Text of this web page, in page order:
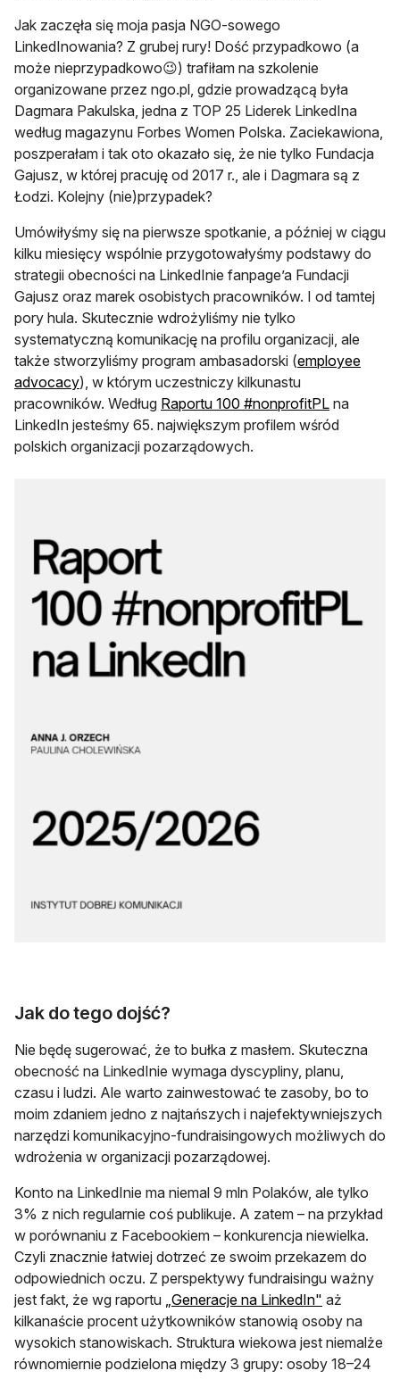
Jak zaczęła się moja pasja NGO-sowego
LinkedInowania? Z grubej rury! Dość przypadkowo (a
może nieprzypadkowo😉) trafiłam na szkolenie
organizowane przez ngo.pl, gdzie prowadzącą była
Dagmara Pakulska, jedna z TOP 25 Liderek LinkedIna
według magazynu Forbes Women Polska. Zaciekawiona,
poszperałam i tak oto okazało się, że nie tylko Fundacja
Gajusz, w której pracuję od 2017 r., ale i Dagmara są z
Łodzi. Kolejny (nie)przypadek?
Umówiłyśmy się na pierwsze spotkanie, a później w ciągu
kilku miesięcy wspólnie przygotowałyśmy podstawy do
strategii obecności na LinkedInie fanpage’a Fundacji
Gajusz oraz marek osobistych pracowników. I od tamtej
pory hula. Skutecznie wdrożyliśmy nie tylko
systematyczną komunikację na profilu organizacji, ale
także stworzyliśmy program ambasadorski (employee
advocacyotwiera się w nowej karcie
), w którym uczestniczy kilkunastu
pracowników. Według Raportu 100 #nonprofitPLotwiera
na
LinkedIn jesteśmy 65. największym profilem wśród
polskich organizacji pozarządowych.
Jak do tego dojść?
Nie będę sugerować, że to bułka z masłem. Skuteczna
obecność na LinkedInie wymaga dyscypliny, planu,
czasu i ludzi. Ale warto zainwestować te zasoby, bo to
moim zdaniem jedno z najtańszych i najefektywniejszych
narzędzi komunikacyjno-fundraisingowych możliwych do
wdrożenia w organizacji pozarządowej.
Konto na LinkedInie ma niemal 9 mln Polaków, ale tylko
3% z nich regularnie coś publikuje. A zatem – na przykład
w porównaniu z Facebookiem – konkurencja niewielka.
Czyli znacznie łatwiej dotrzeć ze swoim przekazem do
odpowiednich oczu. Z perspektywy fundraisingu ważny
jest fakt, że wg raportu „Generacje na LinkedIn" otwiera się
aż
kilkanaście procent użytkowników stanowią osoby na
wysokich stanowiskach. Struktura wiekowa jest niemalże
równomiernie podzielona między 3 grupy: osoby 18–24